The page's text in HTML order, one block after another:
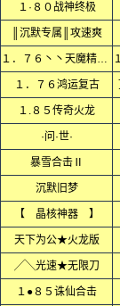
１·８０战神终极
║沉默专属║攻速爽
１．７６丶丶天魔精品丶丶
１．７６鸿运复古
１.８５传奇火龙
·问·世·
暴雪合击Ⅱ
沉默旧梦
【 晶核神器 】
天下为公★火龙版
╱╲光速★无限刀
１●８５诛仙合击